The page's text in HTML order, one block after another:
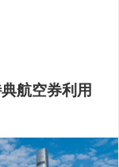
航空券利用